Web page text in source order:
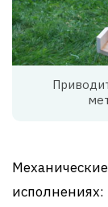
исполнениях: